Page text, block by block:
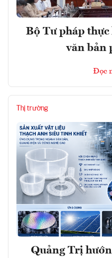
Bộ Tư pháp
văn bản
Đọc
Thị trường
Quảng Trị